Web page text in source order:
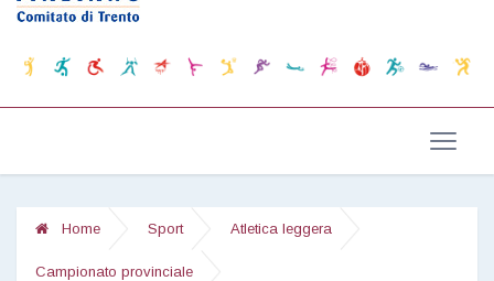
Home Sport Atletica leggera
Campionato provinciale